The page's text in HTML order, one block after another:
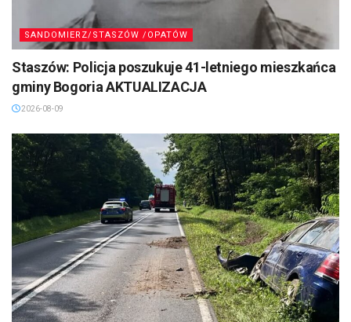
SANDOMIERZ/STASZÓW /OPATÓW
Staszów: Policja poszukuje 41-letniego mieszkańca
gminy Bogoria AKTUALIZACJA
2026-08-09